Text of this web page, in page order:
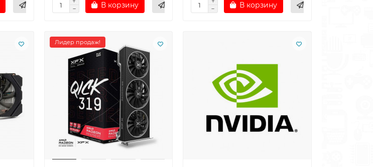
В корзину В корзину
Лидер продаж!